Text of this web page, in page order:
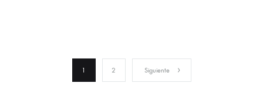
1 2 Siguiente